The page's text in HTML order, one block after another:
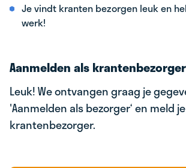
Je vindt kranten bezorgen leuk en
werk!
Aanmelden als
Leuk! We ontvangen graag je
'Aanmelden als bezorger‘ en meld
krantenbezorger.